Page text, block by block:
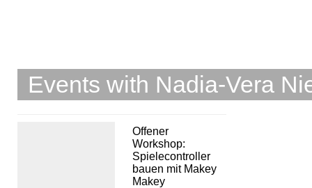
Events with Nadia-Vera
Offener
Workshop:
Spielecontroller
bauen mit Makey
Makey